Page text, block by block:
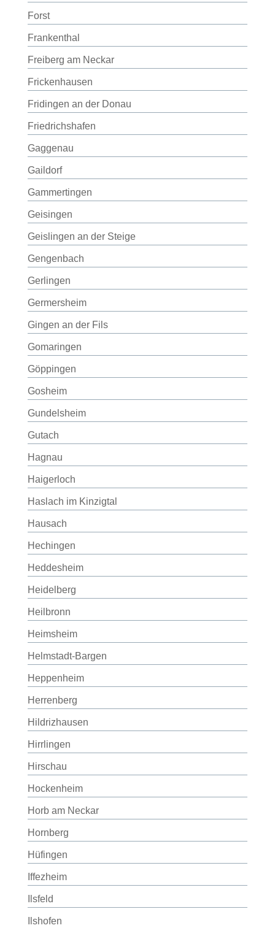
Forst
Frankenthal
Freiberg am Neckar
Frickenhausen
Fridingen an der Donau
Friedrichshafen
Gaggenau
Gaildorf
Gammertingen
Geisingen
Geislingen an der Steige
Gengenbach
Gerlingen
Germersheim
Gingen an der Fils
Gomaringen
Göppingen
Gosheim
Gundelsheim
Gutach
Hagnau
Haigerloch
Haslach im Kinzigtal
Hausach
Hechingen
Heddesheim
Heidelberg
Heilbronn
Heimsheim
Helmstadt-Bargen
Heppenheim
Herrenberg
Hildrizhausen
Hirrlingen
Hirschau
Hockenheim
Horb am Neckar
Hornberg
Hüfingen
Iffezheim
Ilsfeld
Ilshofen